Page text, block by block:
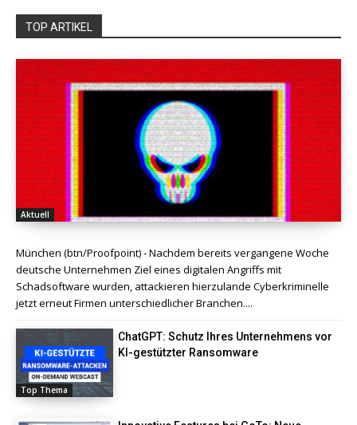
TOP ARTIKEL
Aktuell
München (btn/Proofpoint) - Nachdem bereits vergangene Woche
deutsche Unternehmen Ziel eines digitalen Angriffs mit
Schadsoftware wurden, attackieren hierzulande Cyberkriminelle
jetzt erneut Firmen unterschiedlicher Branchen....
Top Thema
ChatGPT: Schutz Ihres Unternehmens vor
KI-gestützter Ransomware